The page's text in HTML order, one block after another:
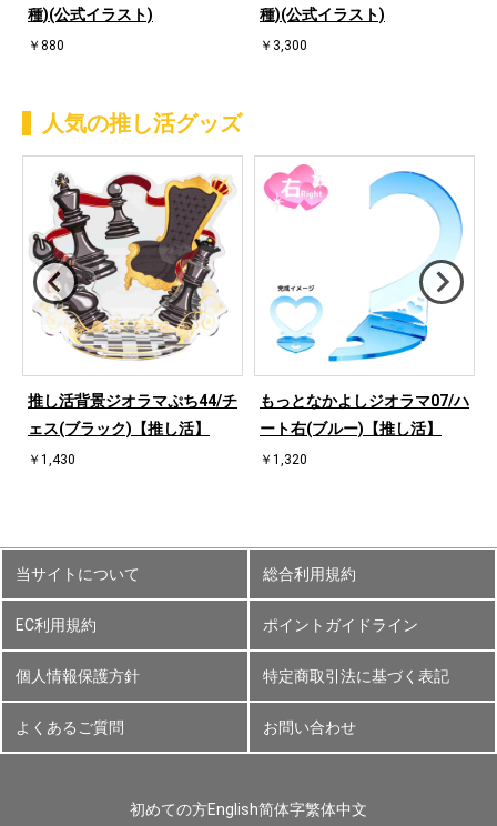
種)(公式イラスト)
￥880
種)(公式イラスト)
￥3,300
人気の推し活グッズ
推し活背景ジオラマぷち44/チ
ェス(ブラック)【推し活】
￥1,430
もっとなかよしジオラマ07/ハ
ート右(ブルー)【推し活】
￥1,320
当サイトについて 総合利用規約
EC利用規約 ポイントガイドライン
個人情報保護方針 特定商取引法に基づく表記
よくあるご質問 お問い合わせ
初めての方English简体字繁体中文